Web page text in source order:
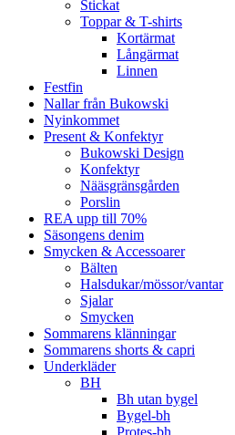
Stickat
Toppar & T-shirts
Kortärmat
Långärmat
Linnen
Festfin
Nallar från Bukowski
Nyinkommet
Present & Konfektyr
Bukowski Design
Konfektyr
Nääsgränsgården
Porslin
REA upp till 70%
Säsongens denim
Smycken & Accessoarer
Bälten
Halsdukar/mössor/vantar
Sjalar
Smycken
Sommarens klänningar
Sommarens shorts & capri
Underkläder
BH
Bh utan bygel
Bygel-bh
Protes-bh